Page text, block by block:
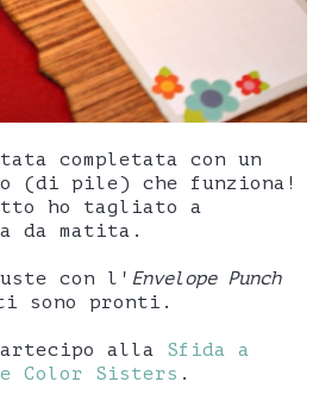
completata con un
(di pile) che funziona!
ho tagliato a
da matita.
con l' EnvelopePunch
pronti.
alla Sfida a
Color Sisters .